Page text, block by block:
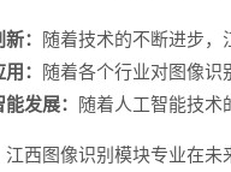
：
随着技术的不断进步，
：
随着各个行业对图像识
发展：
随着人工智能技术
江西图像识别模块专业在